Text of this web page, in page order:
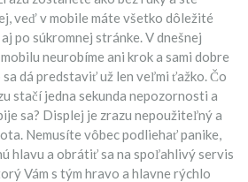
veď v mobile máte všetko dôležité
po súkromnej stránke. V dnešnej
neurobíme ani krok a sami dobre
dá predstaviť už len veľmi ťažko. Čo
stačí jedna sekunda nepozornosti a
sa? Displej je zrazu nepoužiteľný a
Nemusíte vôbec podliehať panike,
hlavu a obrátiť sa na spoľahlivý servis
Vám s tým hravo a hlavne rýchlo